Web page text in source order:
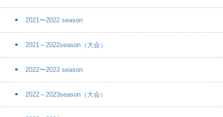
2021〜2022 season
2021～2022season（大会）
2022〜2023 season
2022～2023season（大会）